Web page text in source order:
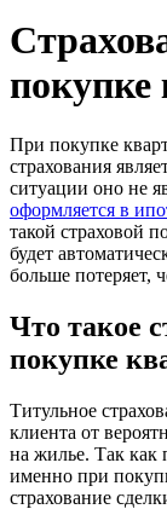
При покупке
страхования
ситуации оно не
оформляется в
такой страховой
будет
больше потеряет,
Что такое
покупке
Титульное
клиента от
на жилье. Так как
именно при
страхование